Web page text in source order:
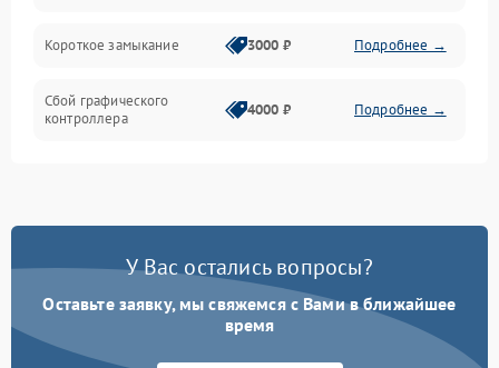
Короткое замыкание 3000 ₽ Подробнее →
Сбой графического
контроллера
4000 ₽ Подробнее →
У Вас остались вопросы?
Оставьте заявку, мы свяжемся с Вами в ближайшее
время